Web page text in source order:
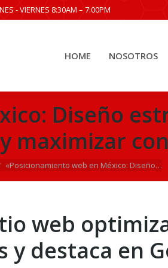
- VIERNES 8:30AM – 7:00PM
HOME NOSOTROS
Diseño
maximizar
«Posicionamiento web en México: Diseño…
web
y destaca en
HOME NOSOTROS